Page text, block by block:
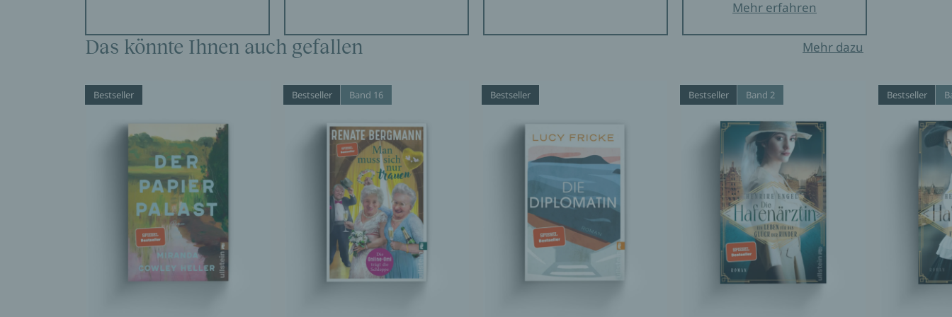
Hartmut Wilmes, 08.01.2020
Nicholls an den Welterfolg „Zwei an einem Tag“ an.«
WDR5
»Eine hinreißende Coming-of-Age-Geschichte.«
Meike Schnitzler, 02.01.2020
»Nicholls Witz schützt vor zu viel Schmalz.«
Jana Felgenhauer, 02.01.2020
Mehr erfahren
Das könnte Ihnen auch gefallen Mehr dazu
Bestseller Bestseller Band 16 Bestseller Bestseller Band 2 Bestseller